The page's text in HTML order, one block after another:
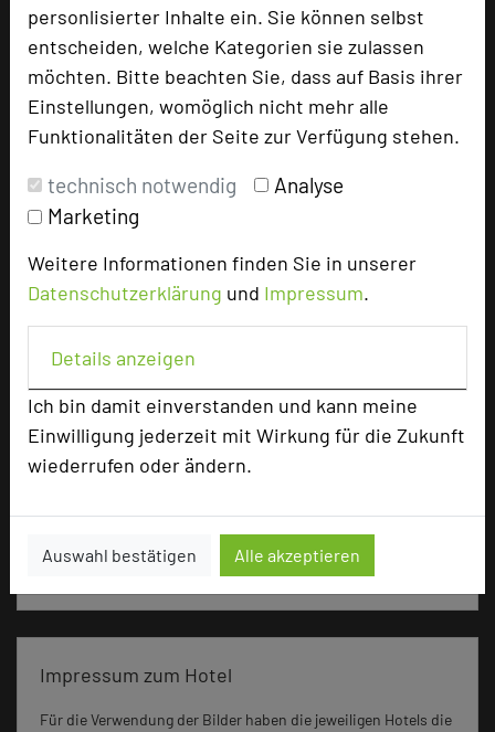
personlisierter Inhalte ein. Sie können selbst
entscheiden, welche Kategorien sie zulassen
möchten. Bitte beachten Sie, dass auf Basis ihrer
Einstellungen, womöglich nicht mehr alle
Funktionalitäten der Seite zur Verfügung stehen.
technisch notwendig
Analyse
Marketing
Weitere Informationen finden Sie in unserer
Datenschutzerklärung und Impressum.
Details anzeigen
Ich bin damit einverstanden und kann meine
Einwilligung jederzeit mit Wirkung für die Zukunft
wiederrufen oder ändern.
Auswahl bestätigen Alle akzeptieren
Max. Tagungskapazität (Personen)
U-Form
Parlamentarisch
Reihenbestuhlung
256
Tagungsräume
Zimmer
Doppelzimmer
Junior-Suiten
Deluxe-Suiten
Seminar, Konferenz, Event
415 Seiten dieses Hotels wurden in den vergangenen
30 Tagen auf diesem Portal aufgerufen.
Impressum zum Hotel
Für die Verwendung der Bilder haben die jeweiligen Hotels die